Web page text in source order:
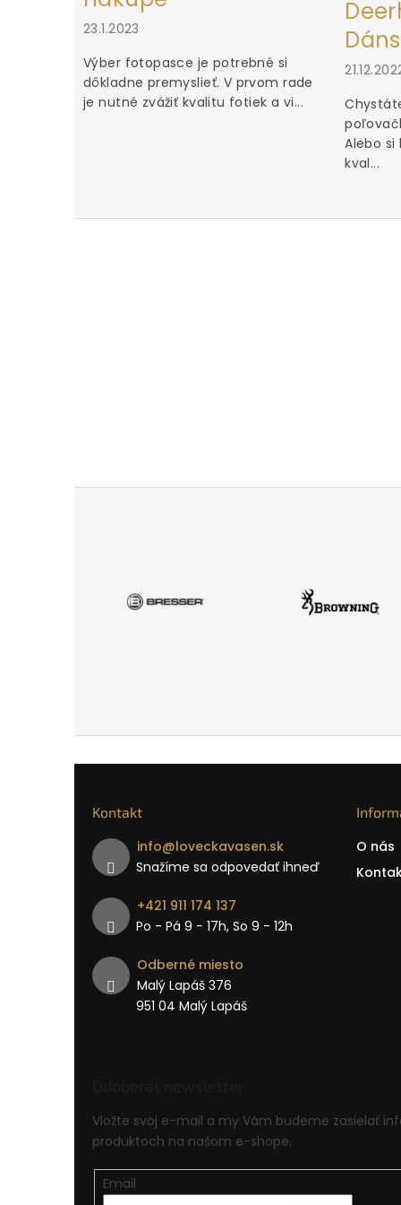
23.1.2023
Výber fotopasce je potrebné si
dôkladne premyslieť. V prvom rade
je nutné zvážiť kvalitu fotiek a vi...
Alebo
kval...
Kontakt
info@loveckavasen.sk
Snažíme sa odpovedať ihneď
+421 911 174 137
Po - Pá 9 − 17h, So 9 - 12h
Odberné miesto
Malý Lapáš 376
951 04 Malý Lapáš
O nás
Vložte svoj e-mail a my Vám budeme zasielať
produktoch na našom e-shope.
Email